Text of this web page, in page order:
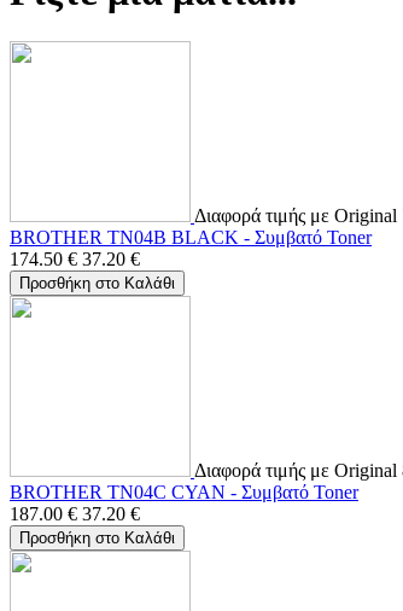
Διαφορά τιμής με Original
BROTHER TN04B BLACK - Συμβατό Toner
174.50 € 37.20 €
Προσθήκη στο Καλάθι
Διαφορά τιμής με Original
BROTHER TN04C CYAN - Συμβατό Toner
187.00 € 37.20 €
Προσθήκη στο Καλάθι